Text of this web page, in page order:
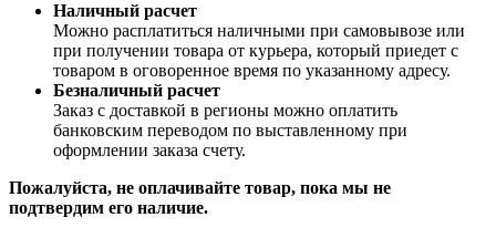
Наличный расчет
Можно расплатиться наличными при самовывозе или
при получении товара от курьера, который приедет с
товаром в оговоренное время по указанному адресу.
Безналичный расчет
Заказ c доставкой в регионы можно оплатить
банковским переводом по выставленному при
оформлении заказа счету.
Пожалуйста, не оплачивайте товар, пока мы не
подтвердим его наличие.